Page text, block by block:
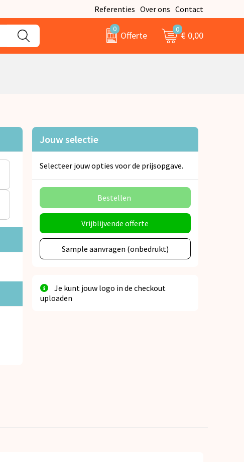
Referenties Over ons Contact
0
Offerte
0
€ 0,00
Jouw selectie
Selecteer jouw opties voor de prijsopgave.
Bestellen
Vrijblijvende offerte
Sample aanvragen (onbedrukt)
Je kunt jouw logo in de checkout
uploaden